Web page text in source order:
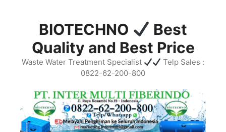
BIOTECHNO
Best
Quality and Best Price
Waste Water Treatment Specialist
Telp Sales :
0822-62-200-800